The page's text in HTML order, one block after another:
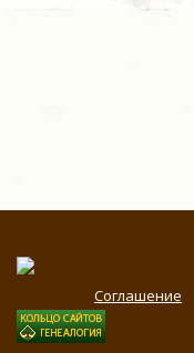
Соглашение